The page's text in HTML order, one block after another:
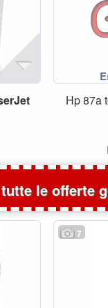
Hp 87a
le offerte
7